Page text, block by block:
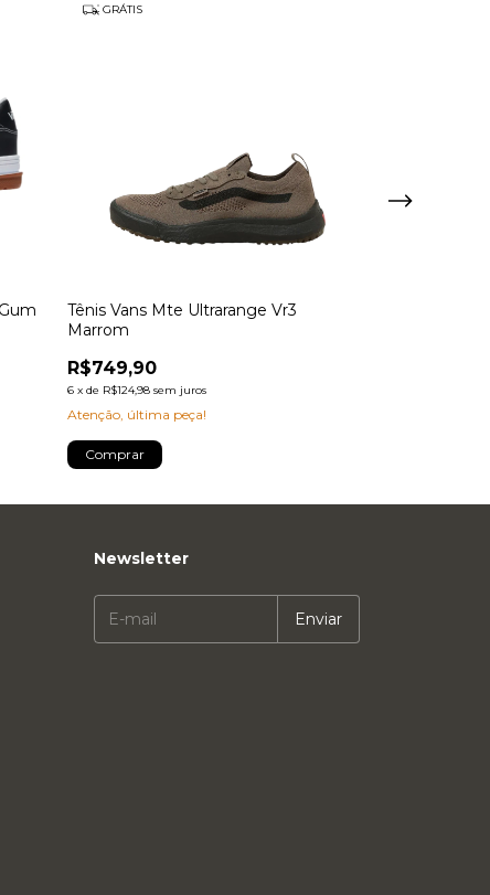
GRÁTIS
Tênis Vans Mte Ultrarange Vr3
Marrom
R$749,90
6 x de R$124,98 sem juros
Atenção, última peça!
Comprar
Newsletter